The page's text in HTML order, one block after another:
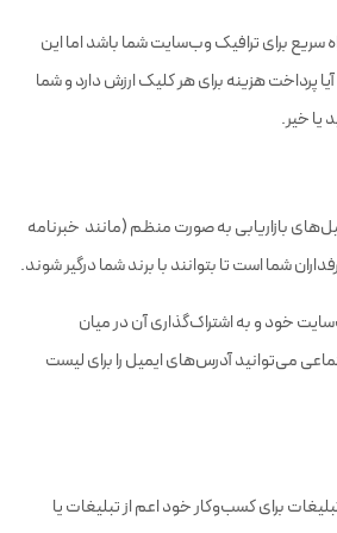
سریع برای ترافیک وب‌سایت شما باشد اما این
پرداخت هزینه برای هر کلیک ارزش دارد و شما
یا خیر.
بازاریابی به صورت منظم (مانند خبرنامه
شما است تا بتوانند با برند شما درگیر شوند.
خود و به اشتراک‌گذاری آن در میان
می‌توانید آدرس‌های ایمیل را برای لیست
برای کسب‌وکار خود اعم از تبلیغات یا